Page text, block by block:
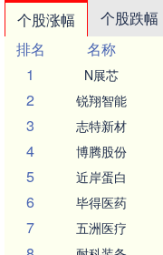
个股涨幅 个股跌幅
排名
名称
1
N展芯
2 锐翔智能
3 志特新材
4 博腾股份
5 近岸蛋白
6 毕得医药
7 五洲医疗